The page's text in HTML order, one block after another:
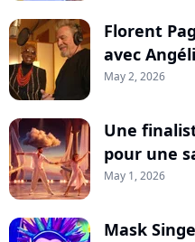
Florent
avec
May 2, 2026
Une
pour une
May 1, 2026
Mask